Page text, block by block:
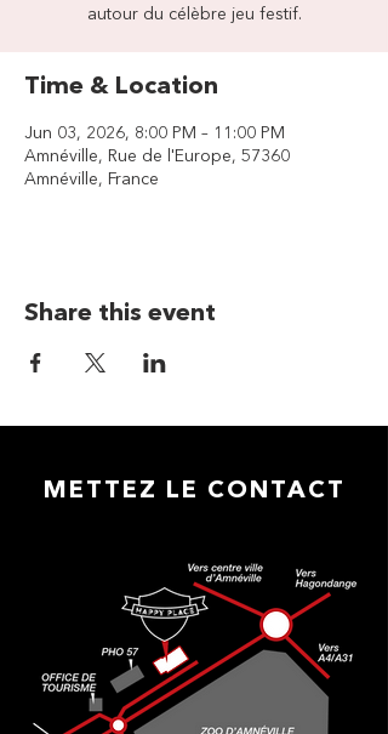
autour du célèbre jeu festif.
Time & Location
Jun 03, 2026, 8:00 PM – 11:00 PM
Amnéville, Rue de l'Europe, 57360
Amnéville, France
Share this event
METTEZ LE CONTACT